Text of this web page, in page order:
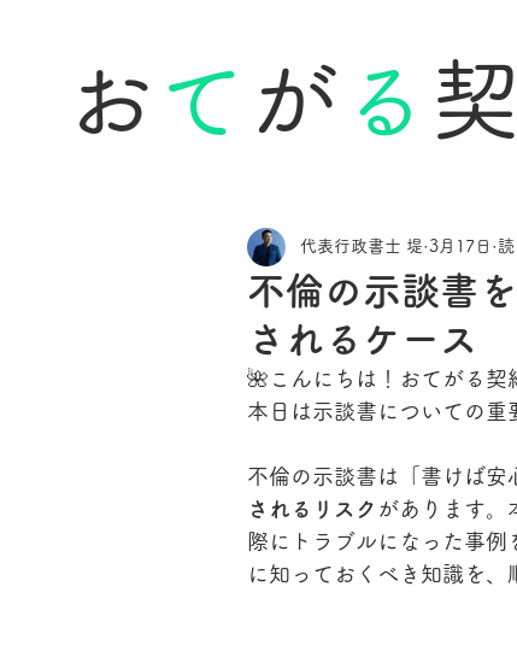
お て が る
不倫の示談書
されるケース
代表行政書士 堤 3月17日
🌺こんにちは！おてがる契
本日は示談書についての重
不倫の示談書は「書けば安
されるリスク があります。
際にトラブルになった事
に知っておくべき知識を、